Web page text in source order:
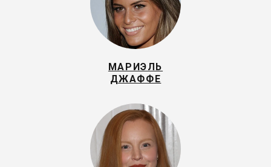
МАРИЭЛЬ
ДЖАФФЕ